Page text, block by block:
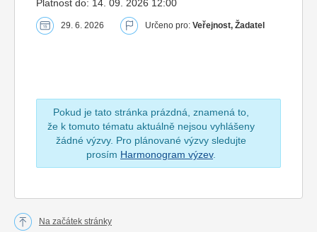
Platnost do: 14. 09. 2026 12:00
29. 6. 2026 Určeno pro: Veřejnost, Žadatel
Pokud je tato stránka prázdná, znamená to,
že k tomuto tématu aktuálně nejsou vyhlášeny
žádné výzvy. Pro plánované výzvy sledujte
prosím Harmonogram výzev.
Na začátek stránky